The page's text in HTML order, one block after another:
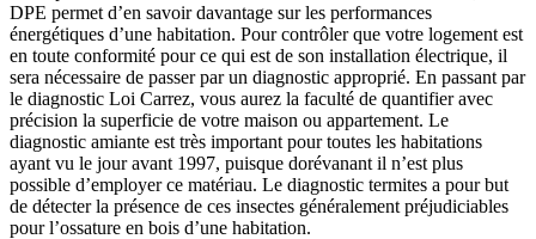
DPE permet d’en savoir davantage sur les performances
énergétiques d’une habitation. Pour contrôler que votre logement est
en toute conformité pour ce qui est de son installation électrique, il
sera nécessaire de passer par un diagnostic approprié. En passant par
le diagnostic Loi Carrez, vous aurez la faculté de quantifier avec
précision la superficie de votre maison ou appartement. Le
diagnostic amiante est très important pour toutes les habitations
ayant vu le jour avant 1997, puisque dorévanant il n’est plus
possible d’employer ce matériau. Le diagnostic termites a pour but
de détecter la présence de ces insectes généralement préjudiciables
pour l’ossature en bois d’une habitation.